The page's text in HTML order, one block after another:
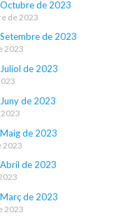
de 2023
de 2023
de 2023
2023
de 2023
de 2023
de 2023
2023
de 2023
de 2023
2023